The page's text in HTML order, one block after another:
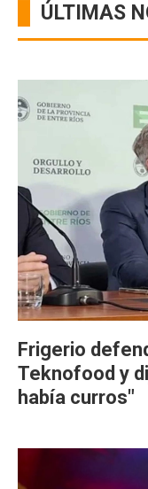
ÚLTIMAS
Frigerio
Teknofood y
había curros"